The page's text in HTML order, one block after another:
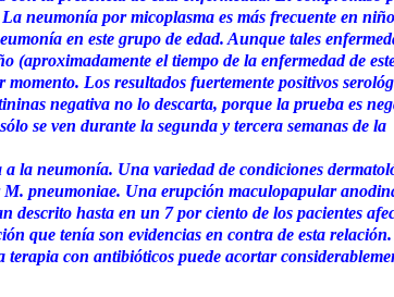
neumonía por micoplasma es más frecuente en
en este grupo de edad. Aunque tales
el tiempo de la enfermedad de
Los resultados fuertemente positivos
negativa no lo descarta, porque la prueba es
se ven durante la segunda y tercera semanas de la
la neumonía. Una variedad de condiciones
pneumoniae. Una erupción maculopapular
descrito hasta en un 7 por ciento de los pacientes
que tenía son evidencias en contra de esta
con antibióticos puede acortar